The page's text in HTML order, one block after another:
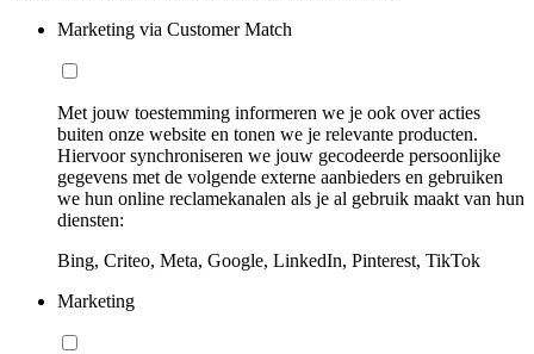
Marketing via Customer Match
Met jouw toestemming informeren we je ook over acties
buiten onze website en tonen we je relevante producten.
Hiervoor synchroniseren we jouw gecodeerde persoonlijke
gegevens met de volgende externe aanbieders en gebruiken
we hun online reclamekanalen als je al gebruik maakt van hun
diensten:
Bing, Criteo, Meta, Google, LinkedIn, Pinterest, TikTok
Marketing